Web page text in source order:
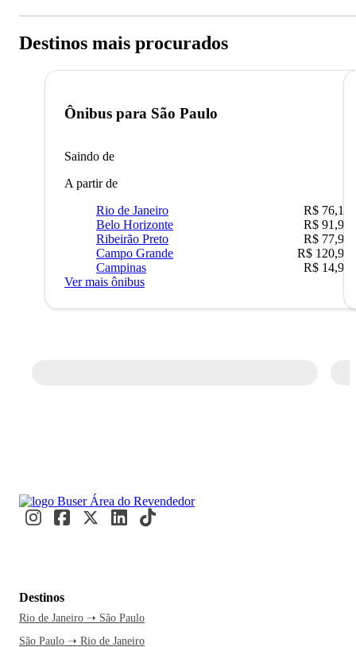
Destinos mais procurados
Ônibus para São Paulo
Saindo de
A partir de
Rio de Janeiro
R$ 76,10
Belo Horizonte
R$ 91,90
Ribeirão Preto
R$ 77,90
Campo Grande
R$ 120,90
Campinas
R$ 14,90
Ver mais ônibus
Destinos
Rio de Janeiro ➝ São Paulo
São Paulo ➝ Rio de Janeiro